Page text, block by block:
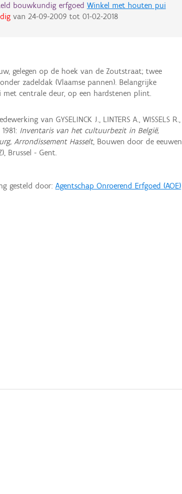
bouwkundig erfgoed Winkel met houten pui
van 24-09-2009 tot 01-02-2018
gelegen op de hoek van de Zoutstraat; twee
zadeldak (Vlaamse pannen). Belangrijke
centrale deur, op een hardstenen plint.
van GYSELINCK J., LINTERS A., WISSELS R.,
Inventaris van het cultuurbezit in België,
Arrondissement Hasselt, Bouwen door de eeuwen
Brussel - Gent.
gesteld door:Agentschap Onroerend Erfgoed (AOE)